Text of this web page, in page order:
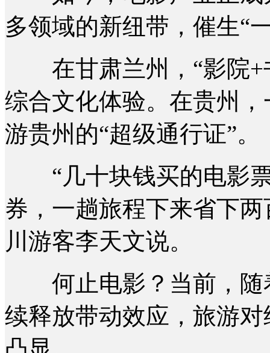
多领域的新纽带，催生“
在甘肃兰州，“影院+
综合文化体验。在贵州
游贵州的“超级通行证”。
“几十块钱买的电影票
券，一趟旅程下来省下
川游客李天文说。
何止电影？当前，随
续释放带动效应，旅游